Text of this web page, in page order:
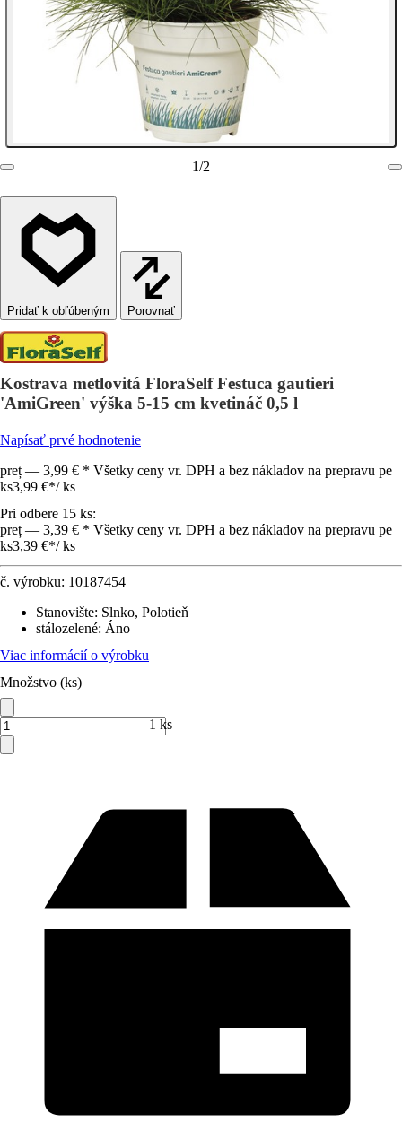
1/2
Porovnať
Kostrava metlovitá FloraSelf Festuca gautieri
'AmiGreen' výška 5-15 cm kvetináč 0,5 l
Napísať prvé hodnotenie
preț — 3,99 € * Všetky ceny vr. DPH a bez nákladov na prepravu pe
ks3,99 €*/ ks
Pri odbere 15 ks:
preț — 3,39 € * Všetky ceny vr. DPH a bez nákladov na prepravu pe
ks3,39 €*/ ks
č. výrobku: 10187454
Stanovište: Slnko, Polotieň
stálozelené: Áno
Viac informácií o výrobku
Množstvo (ks)
1 ks